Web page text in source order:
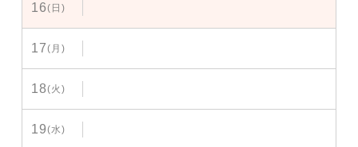
16(日)
17(月)
18(火)
19(水)